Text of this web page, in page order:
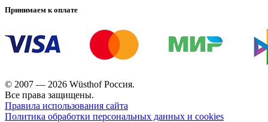
Принимаем к оплате
© 2007 — 2026 Wüsthof Россия.
Все права защищены.
Правила использования сайта
Политика обработки персональных данных и cookies